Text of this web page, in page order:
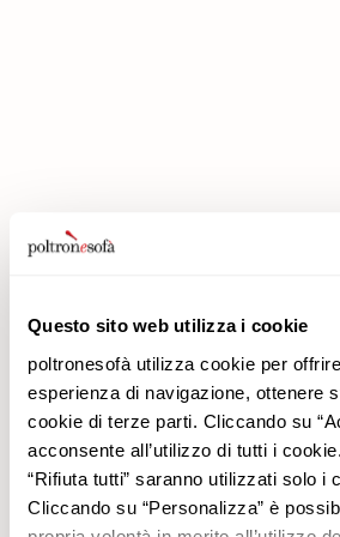
Questo sito web utilizza i cookie
poltronesofà utilizza cookie per
esperienza di navigazione, ottenere
cookie di terze parti. Cliccando su
acconsente all’utilizzo di tutti i
“Rifiuta tutti” saranno utilizzati solo i
Cliccando su “Personalizza” è
Azienda
Perché Sceglierci
Negozi
Lavora con noi